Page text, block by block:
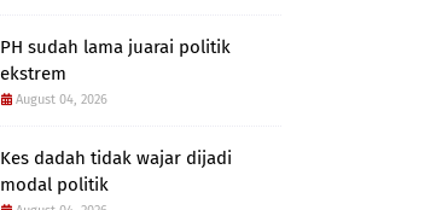
PH sudah lama juarai politik
ekstrem
August 04, 2026
Kes dadah tidak wajar dijadi
modal politik